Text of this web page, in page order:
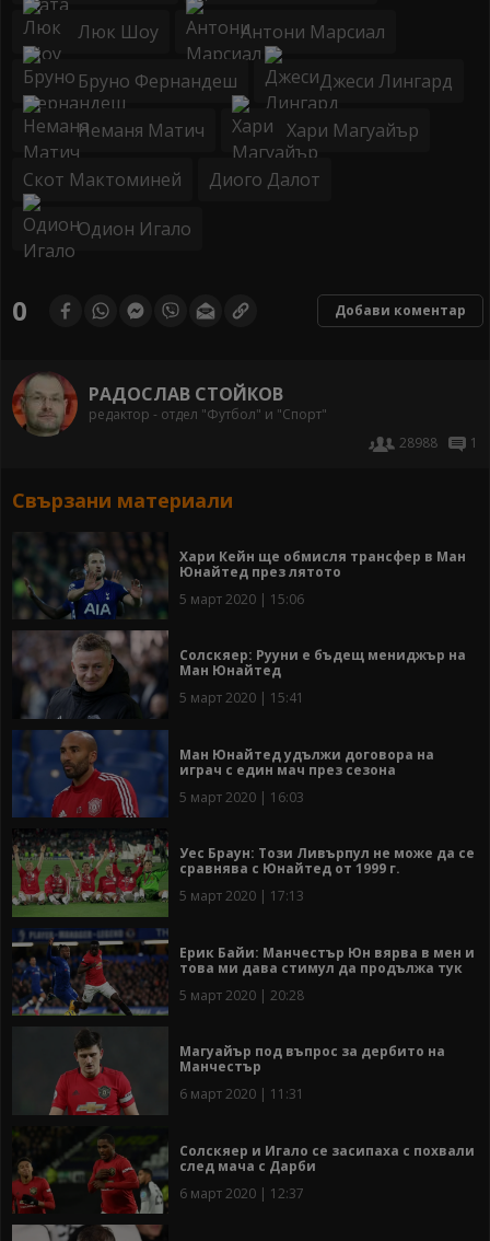
Люк Шоу Антони Марсиал
Бруно Фернандеш Джеси Лингард
Неманя Матич Хари Магуайър
Скот Мактоминей Диого Далот
Одион Игало
0 Добави коментар
РАДОСЛАВ СТОЙКОВ
редактор - отдел "Футбол" и "Спорт"
28988
1
Свързани материали
Хари Кейн ще обмисля трансфер в Ман
Юнайтед през лятото
5 март 2020 | 15:06
Солскяер: Рууни е бъдещ мениджър на
Ман Юнайтед
5 март 2020 | 15:41
Ман Юнайтед удължи договора на
играч с един мач през сезона
5 март 2020 | 16:03
Уес Браун: Този Ливърпул не може да се
сравнява с Юнайтед от 1999 г.
5 март 2020 | 17:13
Ерик Байи: Манчестър Юн вярва в мен и
това ми дава стимул да продължа тук
5 март 2020 | 20:28
Магуайър под въпрос за дербито на
Манчестър
6 март 2020 | 11:31
Солскяер и Игало се засипаха с похвали
след мача с Дарби
6 март 2020 | 12:37